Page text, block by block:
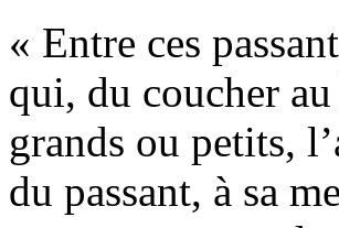
« Entre ces
qui, du coucher
grands ou petits,
du passant, à sa